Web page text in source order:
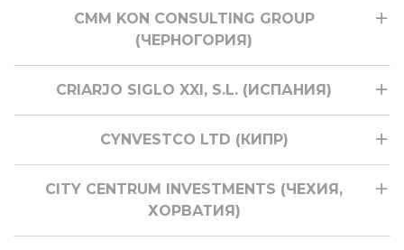
CMM KON CONSULTING GROUP
(ЧЕРНОГОРИЯ)
CRIARJO SIGLO XXI, S.L. (ИСПАНИЯ)
CYNVESTCO LTD (КИПР)
CITY CENTRUM INVESTMENTS (ЧЕХИЯ,
ХОРВАТИЯ)